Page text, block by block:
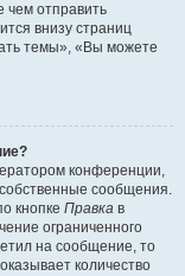
чем отправить
внизу страниц
темы», «Вы можете
конференции,
сообщения.
кнопке Правка в
ограниченного
на сообщение, то
количество